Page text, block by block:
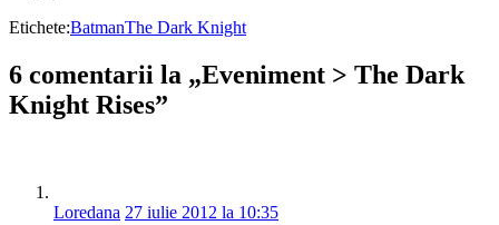
Etichete:BatmanThe Dark Knight
6 comentarii la „Eveniment > The Dark
Knight Rises”
Loredana 27 iulie 2012 la 10:35